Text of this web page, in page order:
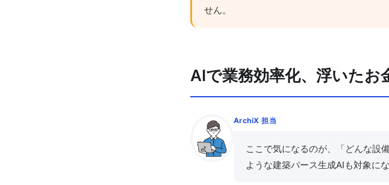
せん。
AIで業務効率化、浮いたお
ArchiX 担当
ここで気になるのが、「どんな設
ような建築パース生成AIも対象に